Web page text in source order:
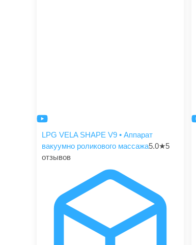
LPG VELA SHAPE V9 • Аппарат
вакуумно роликового массажа5.0★5
отзывов